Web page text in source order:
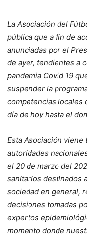
La Asociación del
pública que a fin de
anunciadas por el
de ayer, tendientes a
pandemia Covid 19
suspender la
competencias locales
día de hoy hasta el
Esta Asociación viene
autoridades
el 20 de marzo del
sanitarios destinados
sociedad en general,
decisiones tomadas
expertos
momento donde